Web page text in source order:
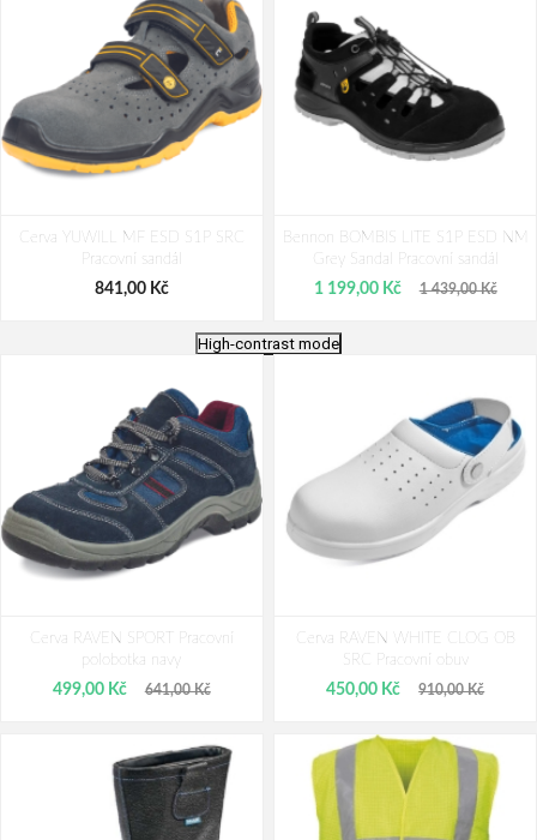
Cerva YUWILL MF ESD S1P SRC
Pracovní sandál
841,00 Kč
Bennon BOMBIS LITE S1P ESD NM
Grey Sandal Pracovní sandál
1 199,00 Kč 1 439,00 Kč
Sandal Pracovní sandál
978,00 Kč
Pracovní sandále
1 169,00 Kč
High-contrast mode
Cerva RAVEN SPORT Pracovní
polobotka navy
499,00 Kč 641,00 Kč
Cerva RAVEN WHITE CLOG OB
SRC Pracovní obuv
450,00 Kč 910,00 Kč